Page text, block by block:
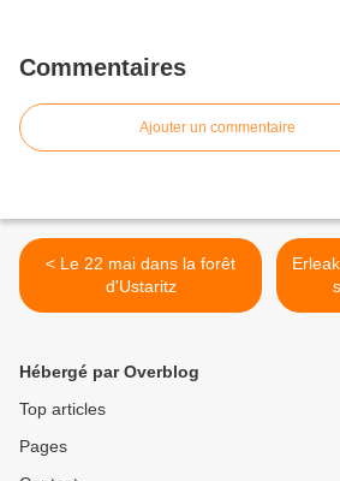
Commentaires
Ajouter un commentaire
< Le 22 mai dans la forêt
d'Ustaritz
Hébergé par Overblog
Top articles
Pages